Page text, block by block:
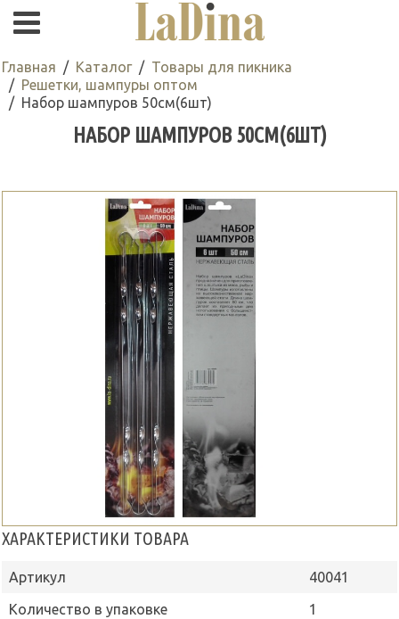
Главная Каталог
Товары для пикника
Решетки, шампуры оптом
Набор шампуров 50см(6шт)
НАБОР ШАМПУРОВ 50СМ(6ШТ)
ХАРАКТЕРИСТИКИ ТОВАРА
Артикул
40041
Количество в упаковке
1